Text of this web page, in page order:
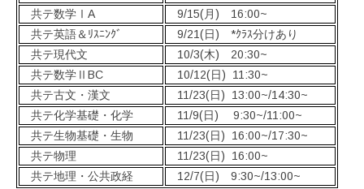
共テ数学ⅠA
9/15(月) 16:00~
共テ英語＆ﾘｽﾆﾝｸﾞ
9/21(日) *ｸﾗｽ分けあり
共テ現代文
10/3(木) 20:30~
共テ数学ⅡBC
10/12(日) 11:30~
共テ古文・漢文
11/23(日) 13:00~/14:30~
共テ化学基礎・化学
11/9(日) 9:30~/11:00~
共テ生物基礎・生物
11/23(日) 16:00~/17:30~
共テ物理
11/23(日) 16:00~
共テ地理・公共政経
12/7(日) 9:30~/13:00~